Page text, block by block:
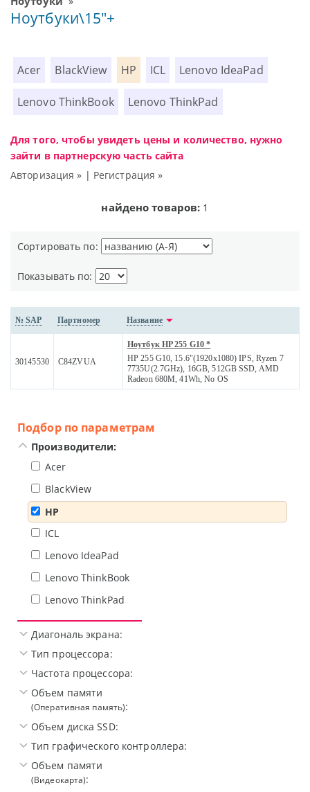
Ноутбуки\15"+
Acer BlackView HP ICL Lenovo IdeaPad
Lenovo ThinkBook Lenovo ThinkPad
Для того, чтобы увидеть цены и количество, нужно
зайти в партнерскую часть сайта
Авторизация » | Регистрация »
найдено товаров: 1
Сортировать по:
Показывать по:
№ SAP Партномер Название
30145530 C84ZVUA
Ноутбук HP 255 G10 *
HP 255 G10, 15.6"(1920x1080) IPS, Ryzen 7
7735U(2.7GHz), 16GB, 512GB SSD, AMD
Radeon 680M, 41Wh, No OS
Подбор по параметрам
Производители:
Acer
BlackView
HP
ICL
Lenovo IdeaPad
Lenovo ThinkBook
Lenovo ThinkPad
Диагональ экрана:
Тип процессора:
Частота процессора:
Объем памяти
(Оперативная память):
Объем диска SSD:
Тип графического контроллера:
Объем памяти
(Видеокарта):